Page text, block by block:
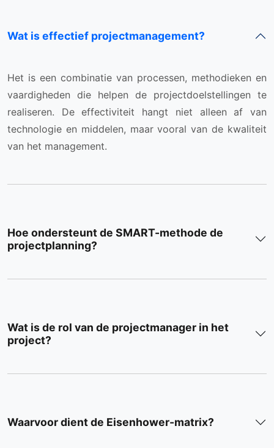
Wat is effectief projectmanagement?
Het is een combinatie van processen, methodieken en
vaardigheden die helpen de projectdoelstellingen te
realiseren. De effectiviteit hangt niet alleen af van
technologie en middelen, maar vooral van de kwaliteit
van het management.
Hoe ondersteunt de SMART-methode de
projectplanning?
Wat is de rol van de projectmanager in het
project?
Waarvoor dient de Eisenhower-matrix?